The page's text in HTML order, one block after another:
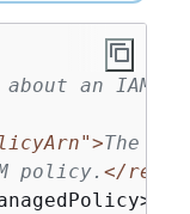
an IAM
The
policy. </